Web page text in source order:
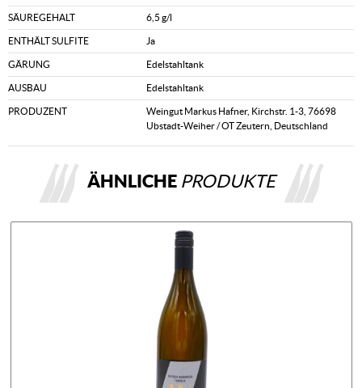
SÄUREGEHALT 6,5 g/l
ENTHÄLT SULFITE Ja
GÄRUNG Edelstahltank
AUSBAU Edelstahltank
PRODUZENT
Weingut Markus Hafner, Kirchstr. 1-3, 76698
Ubstadt-Weiher / OT Zeutern, Deutschland
ÄHNLICHE PRODUKTE